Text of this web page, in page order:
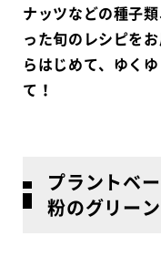
ナッツなどの種子
った旬のレシピを
らはじめて、ゆく
て！
プラントベ
粉のグリー